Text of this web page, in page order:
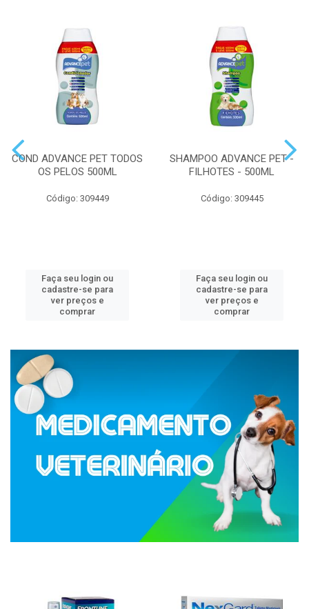
COND ADVANCE PET TODOS
OS PELOS 500ML
Código: 309449
Faça seu login ou
cadastre-se para
ver preços e
comprar
SHAMPOO ADVANCE PET -
FILHOTES - 500ML
Código: 309445
Faça seu login ou
cadastre-se para
ver preços e
comprar